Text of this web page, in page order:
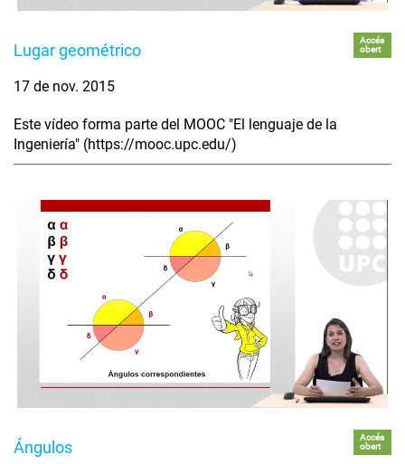
Lugar geométrico
Accés
obert
17 de nov. 2015
Este vídeo forma parte del MOOC "El lenguaje de la
Ingeniería" (https://mooc.upc.edu/)
Ángulos
Accés
obert